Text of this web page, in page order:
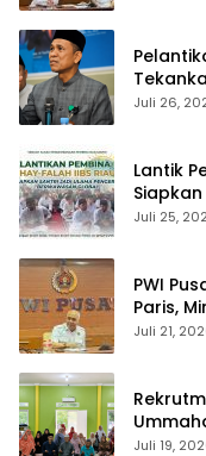
Iman
Juli 26,
Lantik
Juli 25,
PWI
Paris,
Juli 21,
Juli 19,